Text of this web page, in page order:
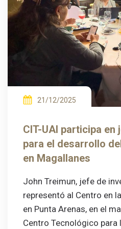
21/12/2025
CIT-UAI participa en
para el desarrollo
en Magallanes
John Treimun, jefe de
representó al Centro en
en Punta Arenas, en el
Centro Tecnológico para